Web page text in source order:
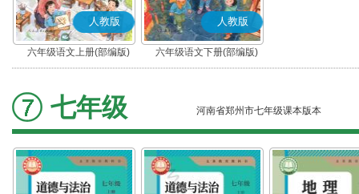
人教版
六年级语文上册(部编版)
人教版
六年级语文下册(部编版)
七年级 河南省郑州市七年级课本版本